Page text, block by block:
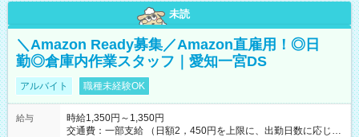
未読
＼Amazon Ready募集／Amazon直雇用！◎日
勤◎倉庫内作業スタッフ｜愛知一宮DS
アルバイト 職種未経験OK
給与
時給1,350円～1,350円
交通費：一部支給 （日額2，450円を上限に、出勤日数に応じて